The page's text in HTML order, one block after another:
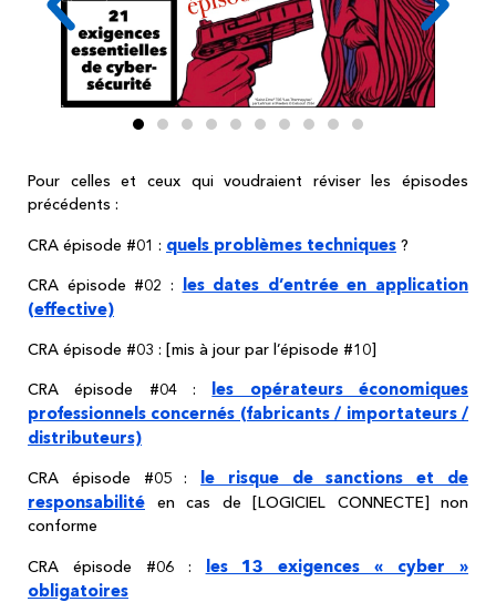
Pour celles et ceux qui voudraient réviser les épisodes
précédents :
CRA épisode #01 : quels problèmes techniques ?
CRA épisode #02 : les dates d’entrée en application
(effective)
CRA épisode #03 : [mis à jour par l’épisode #10]
CRA épisode #04 : les opérateurs économiques
professionnels concernés (fabricants / importateurs /
distributeurs)
CRA épisode #05 :
le risque de sanctions et de
responsabilité en cas de [LOGICIEL CONNECTE] non
conforme
CRA épisode #06 : les 13 exigences « cyber »
obligatoires